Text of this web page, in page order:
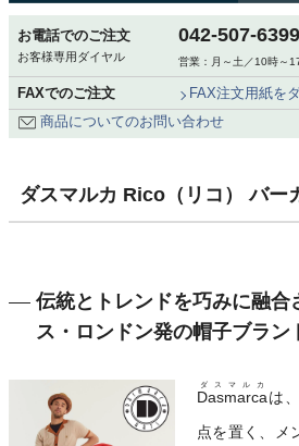
お電話でのご注文
お客様専用ダイヤル
042-507-6399
営業：月～土／10時～
FAXでのご注文
FAX注文用紙を
商品についてのお問い合わせ
ダスマルカ Rico（リコ） バ
伝統とトレンドを巧みに融合
ス・ロンドン発の帽子ブラン
Dasmarca
ダスマルカ
は
点を置く、メ